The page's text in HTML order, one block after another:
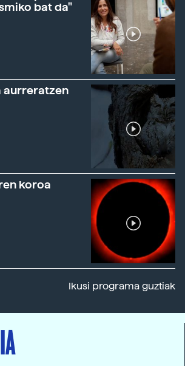
bat da"
aurreratzen
koroa
Ikusi programa guztiak